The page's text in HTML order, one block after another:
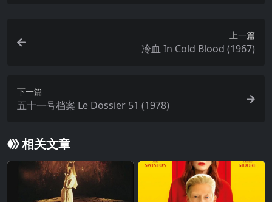
上一篇
冷血 In Cold Blood (1967)
下一篇
五十一号档案 Le Dossier 51 (1978)
相关文章